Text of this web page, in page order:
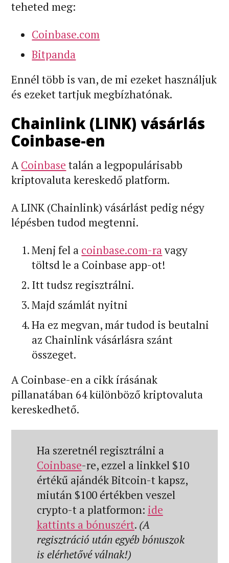
teheted meg:
Coinbase.com
Bitpanda
Ennél több is van, de mi ezeket használjuk
és ezeket tartjuk megbízhatónak.
Chainlink (LINK) vásárlás
Coinbase-en
ACoinbase talán a legpopulárisabb
kriptovaluta kereskedő platform.
A LINK (Chainlink) vásárlást pedig négy
lépésben tudod megtenni.
Menj fel a coinbase.com-ravagy
töltsd le a Coinbase app-ot!
Itt tudsz regisztrálni.
Majd számlát nyitni
Ha ez megvan, már tudod is beutalni
az Chainlink vásárlásra szánt
összeget.
A Coinbase-en a cikk írásának
pillanatában 64 különböző kriptovaluta
kereskedhető.
Ha szeretnél regisztrálni a
Coinbase-re, ezzel a linkkel $10
értékű ajándék Bitcoin-t kapsz,
miután $100 értékben veszel
crypto-t a platformon: ide
kattints a bónuszért. (A
regisztráció után egyéb bónuszok
is elérhetővé válnak!)